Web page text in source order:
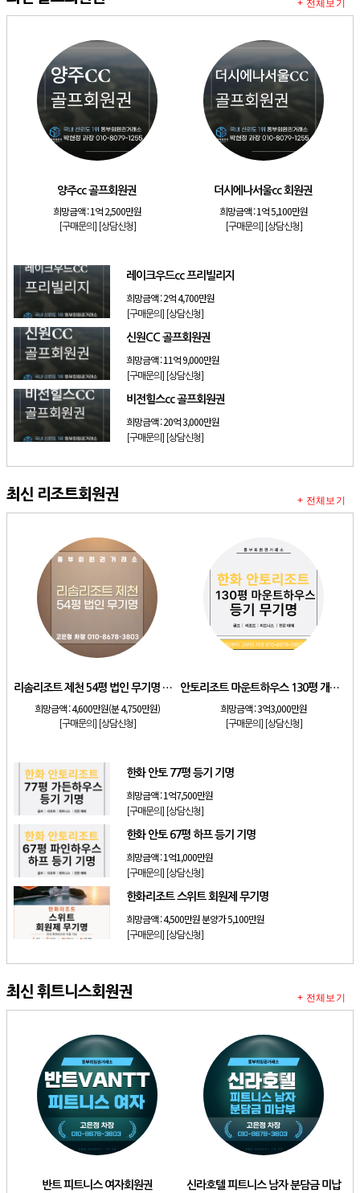
[리조트]켄싱턴리조트 31평 등기 통합 회원권
빌라쥬드 아난티 기명 회원권
[리조트] 안토리조트 가든하우스 77평 등기 기명
[리조트] 소노호텔앤리조트 로얄 회원제 기명
[리조트] 소노호텔앤리조트 스위트 등기 기명
금호리조트 28평 등기 기명
더시에나서울cc 회원권
레이크우드cc 프리빌리지
양주cc 골프회원권
희망금액 :1억 2,500만원
[구매문의] [상담신청]
더시에나서울cc 회원권
희망금액 :1억 5,100만원
[구매문의] [상담신청]
레이크우드cc 프리빌리지
희망금액 :2억 4,700만원
[구매문의] [상담신청]
신원CC 골프회원권
희망금액 :11억 9,000만원
[구매문의] [상담신청]
비전힐스cc 골프회원권
희망금액 :20억 3,000만원
[구매문의] [상담신청]
+ 전체보기
최신 리조트회원권
리솜리조트 제천 54평 법인 무기명 회원제
희망금액 :4,600만원(분 4,750만원)
[구매문의] [상담신청]
안토리조트 마운트하우스 130평 개인 기명
희망금액 :3억3,000만원
[구매문의] [상담신청]
한화 안토 77평 등기 기명
희망금액 :1억7,500만원
[구매문의] [상담신청]
한화 안토 67평 하프 등기 기명
희망금액 :1억1,000만원
[구매문의] [상담신청]
한화리조트 스위트 회원제 무기명
희망금액 :4,500만원 분양가 5,100만원
[구매문의] [상담신청]
+ 전체보기
최신 휘트니스회원권
반트 피트니스 여자회원권 신라호텔 피트니스 남자 분담금 미납
+ 전체보기